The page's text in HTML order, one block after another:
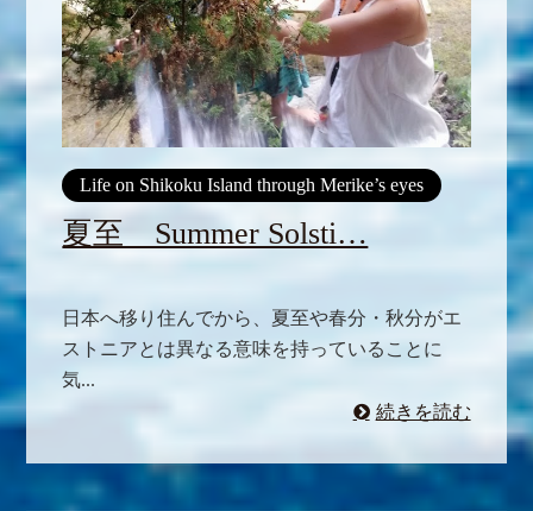
Life on Shikoku Island through Merike’s eyes
夏至 Summer Solsti…
日本へ移り住んでから、夏至や春分・秋分がエ
ストニアとは異なる意味を持っていることに
気...
続きを読む